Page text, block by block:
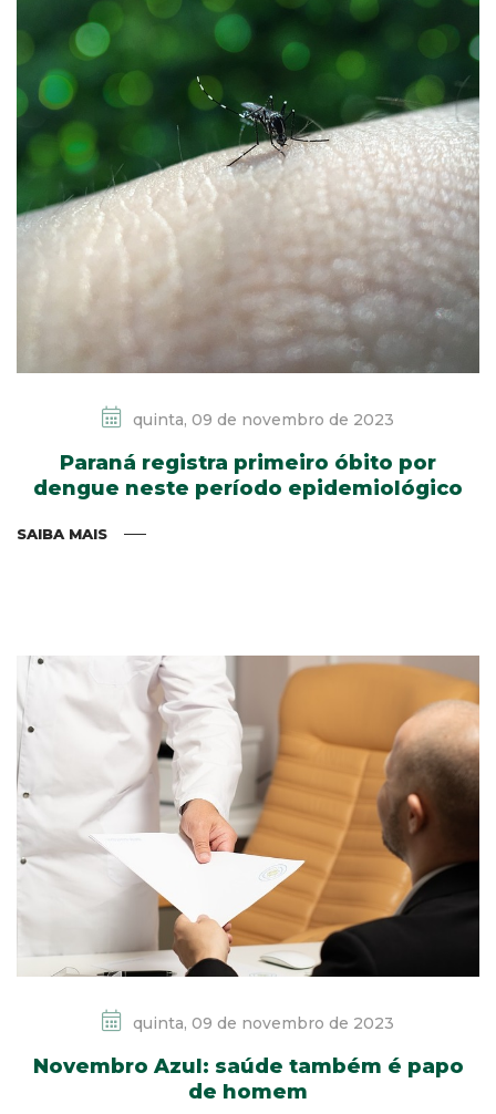
quinta, 09 de novembro de 2023
Paraná registra primeiro óbito por
dengue neste período epidemiológico
SAIBA MAIS
quinta, 09 de novembro de 2023
Novembro Azul: saúde também é papo
de homem